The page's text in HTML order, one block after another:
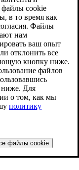
файлы cookie
в то время как
Файлы
нам
ваш опыт
отклонить все
кнопку ниже.
файлов
ниже. Для
о том, как мы
политику
файлы cookie